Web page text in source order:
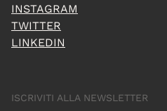
INSTAGRAM
TWITTER
LINKEDIN
ISCRIVITI ALLA NEWSLETTER